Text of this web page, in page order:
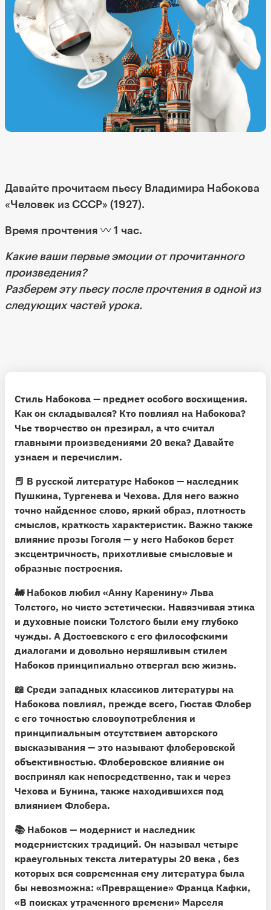
Давайте прочитаем пьесу Владимира Набокова
«Человек из СССР» (1927).
Время прочтения 〰️ 1 час.
Какие ваши первые эмоции от прочитанного
произведения?
Разберем эту пьесу после прочтения в одной из
следующих частей урока.
Стиль Набокова — предмет особого восхищения.
Как он складывался? Кто повлиял на Набокова?
Чье творчество он презирал, а что считал
главными произведениями 20 века? Давайте
узнаем и перечислим.
📕 В русской литературе Набоков — наследник
Пушкина, Тургенева и Чехова. Для него важно
точно найденное слово, яркий образ, плотность
смыслов, краткость характеристик. Важно также
влияние прозы Гоголя — у него Набоков берет
эксцентричность, прихотливые смысловые и
образные построения.
🚂 Набоков любил «Анну Каренину» Льва
Толстого, но чисто эстетически. Навязчивая этика
и духовные поиски Толстого были ему глубоко
чужды. А Достоевского с его философскими
диалогами и довольно неряшливым стилем
Набоков принципиально отвергал всю жизнь.
📖 Среди западных классиков литературы на
Набокова повлиял, прежде всего, Гюстав Флобер
с его точностью словоупотребления и
принципиальным отсутствием авторского
высказывания — это называют флоберовской
объективностью. Флоберовское влияние он
воспринял как непосредственно, так и через
Чехова и Бунина, также находившихся под
влиянием Флобера.
📚 Набоков — модернист и наследник
модернистских традиций. Он называл четыре
краеугольных текста литературы 20 века , без
которых вся современная ему литература была
бы невозможна: «Превращение» Франца Кафки,
«В поисках утраченного времени» Марселя